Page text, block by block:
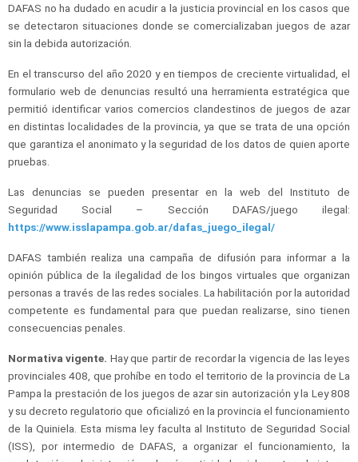
DAFAS no ha dudado en acudir a la justicia provincial en los casos que
se detectaron situaciones donde se comercializaban juegos de azar
sin la debida autorización.
En el transcurso del año 2020 y en tiempos de creciente virtualidad, el
formulario web de denuncias resultó una herramienta estratégica que
permitió identificar varios comercios clandestinos de juegos de azar
en distintas localidades de la provincia, ya que se trata de una opción
que garantiza el anonimato y la seguridad de los datos de quien aporte
pruebas.
Las denuncias se pueden presentar en la web del Instituto de
Seguridad Social – Sección DAFAS/juego ilegal:
https://www.isslapampa.gob.ar/dafas_juego_ilegal/
DAFAS también realiza una campaña de difusión para informar a la
opinión pública de la ilegalidad de los bingos virtuales que organizan
personas a través de las redes sociales. La habilitación por la autoridad
competente es fundamental para que puedan realizarse, sino tienen
consecuencias penales.
Normativa vigente. Hay que partir de recordar la vigencia de las leyes
provinciales 408, que prohíbe en todo el territorio de la provincia de La
Pampa la prestación de los juegos de azar sin autorización y la Ley 808
y su decreto regulatorio que oficializó en la provincia el funcionamiento
de la Quiniela. Esta misma ley faculta al Instituto de Seguridad Social
(ISS), por intermedio de DAFAS, a organizar el funcionamiento, la